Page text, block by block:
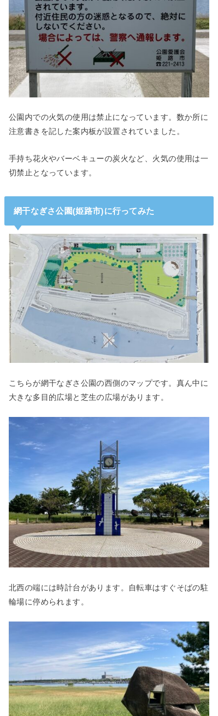
公園内での火気の使用は禁止になっています。数か所に
注意書きを記した案内板が設置されていました。
手持ち花火やバーベキューの炭火など、火気の使用は一
切禁止となっています。
網干なぎさ公園(姫路市)に行ってみた
こちらが網干なぎさ公園の西側のマップです。真ん中に
大きな多目的広場と芝生の広場があります。
北西の端には時計台があります。自転車はすぐそばの駐
輪場に停められます。